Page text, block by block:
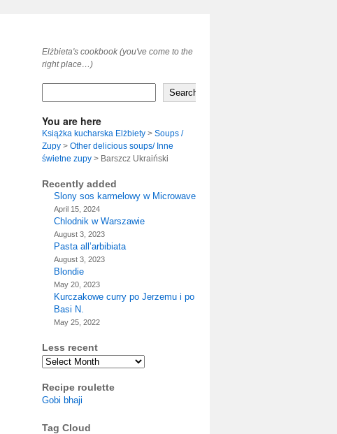
Elżbieta's cookbook (you've come to the
right place…)
Search
You are here
Książka kucharska Elżbiety > Soups /
Zupy > Other delicious soups/ Inne
świetne zupy > Barszcz Ukraiński
Recently added
Slony sos karmelowy w Microwave
April 15, 2024
Chlodnik w Warszawie
August 3, 2023
Pasta all’arbibiata
August 3, 2023
Blondie
May 20, 2023
Kurczakowe curry po Jerzemu i po
Basi N.
May 25, 2022
Less recent
Archives
Recipe roulette
Gobi bhaji
Tag Cloud